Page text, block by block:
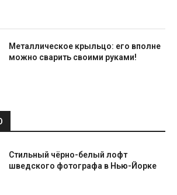
Металлическое крыльцо: его вполне
можно сварить своими руками!
Стильный чёрно-белый лофт
шведского фотографа в Нью-Йорке